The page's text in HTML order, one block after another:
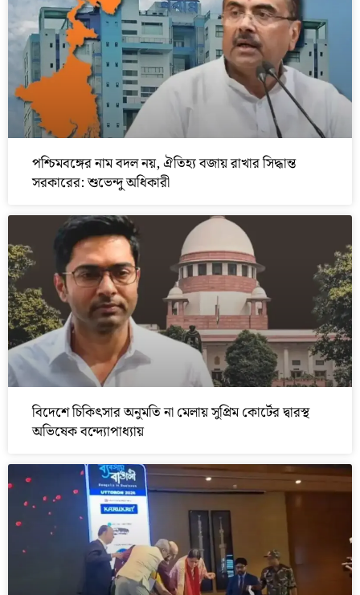
পশ্চিমবঙ্গের নাম বদল নয়, ঐতিহ্য বজায় রাখার সিদ্ধান্ত
সরকারের: শুভেন্দু অধিকারী
বিদেশে চিকিৎসার অনুমতি না মেলায় সুপ্রিম কোর্টের দ্বারস্থ
অভিষেক বন্দ্যোপাধ্যায়